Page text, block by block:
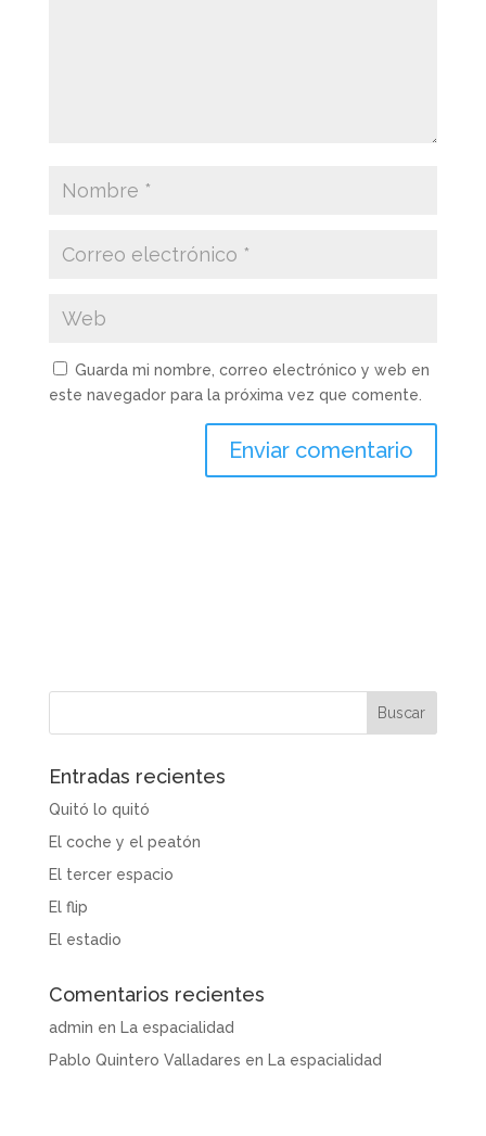
Guarda mi nombre, correo electrónico y web en
este navegador para la próxima vez que comente.
Enviar comentario
Entradas recientes
Quitó lo quitó
El coche y el peatón
El tercer espacio
El flip
El estadio
Comentarios recientes
admin en La espacialidad
Pablo Quintero Valladares en La espacialidad